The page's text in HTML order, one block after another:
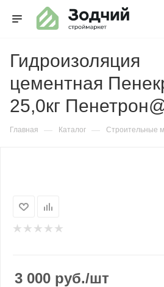
Гидроизоляция
цементная
25,0кг
Главная — Каталог — Строительные
3 000 руб./шт